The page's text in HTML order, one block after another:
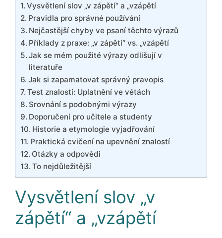
Vysvětlení slov „v zápětí“ a „vzápětí
Pravidla pro správné používání
Nejčastější chyby ve psaní těchto výrazů
Příklady z praxe: „v zápětí“ vs. „vzápětí
Jak se mém použité výrazy odlišují v
literatuře
Jak si zapamatovat správný pravopis
Test znalostí: Uplatnění ve větách
Srovnání s podobnými výrazy
Doporučení pro učitele a studenty
Historie a etymologie vyjadřování
Praktická cvičení na upevnění znalostí
Otázky a odpovědi
To nejdůležitější
Vysvětlení slov „v
zápětí“ a „vzápětí